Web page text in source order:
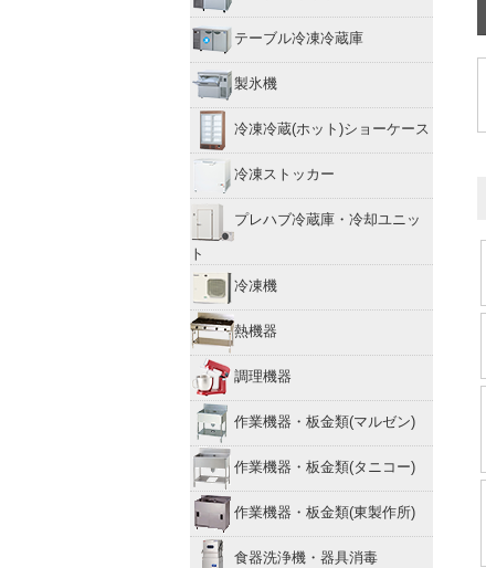
テーブル冷凍冷蔵庫
製氷機
冷凍冷蔵(ホット)ショーケース
冷凍ストッカー
プレハブ冷蔵庫・冷却ユニッ
ト
冷凍機
熱機器
調理機器
作業機器・板金類(マルゼン)
作業機器・板金類(タニコー)
作業機器・板金類(東製作所)
食器洗浄機・器具消毒